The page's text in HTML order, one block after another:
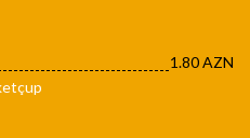
1.80 AZN